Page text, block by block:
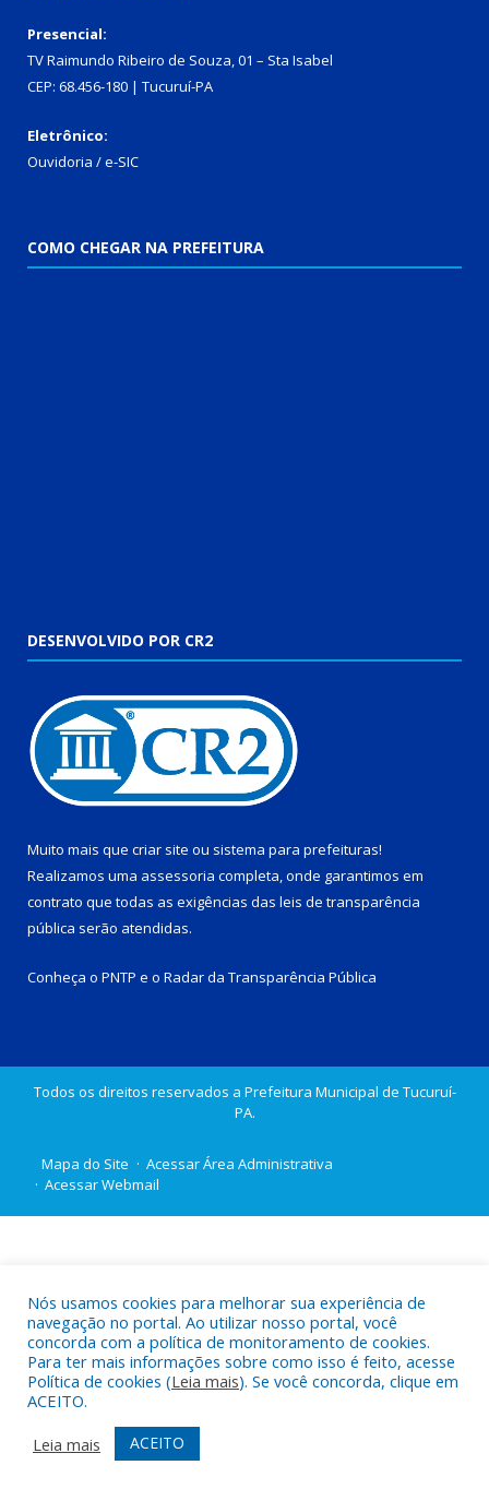
Presencial:
TV Raimundo Ribeiro de Souza, 01 – Sta Isabel
CEP: 68.456-180 | Tucuruí-PA
Eletrônico:
Ouvidoria /e-SIC
COMO CHEGAR NA PREFEITURA
DESENVOLVIDO POR CR2
Muito mais que criar site ou sistema para prefeituras!
Realizamos uma assessoria completa, onde garantimos em
contrato que todas as exigências das leis de transparência
pública serão atendidas.
Conheça o PNTP e o Radar da Transparência Pública
Todos os direitos reservados a Prefeitura Municipal de Tucuruí-
PA.
Mapa do Site
Acessar Área Administrativa
Acessar Webmail
Nós usamos cookies para melhorar sua experiência de
navegação no portal. Ao utilizar nosso portal, você
concorda com a política de monitoramento de cookies.
Para ter mais informações sobre como isso é feito, acesse
Política de cookies (Leia mais). Se você concorda, clique em
ACEITO.
Leia mais
ACEITO